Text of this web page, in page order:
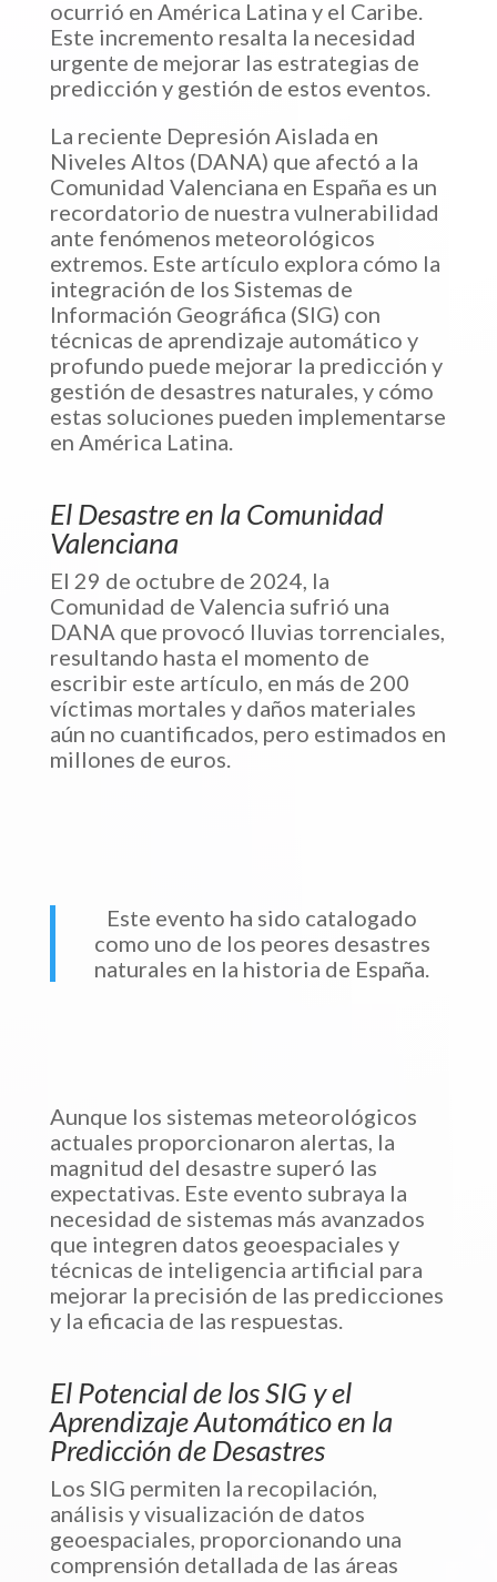
ocurrió en América Latina y el Caribe.
Este incremento resalta la necesidad
urgente de mejorar las estrategias de
predicción y gestión de estos eventos.
La reciente Depresión Aislada en
Niveles Altos (DANA) que afectó a la
Comunidad Valenciana en España es un
recordatorio de nuestra vulnerabilidad
ante fenómenos meteorológicos
extremos. Este artículo explora cómo la
integración de los Sistemas de
Información Geográfica (SIG) con
técnicas de aprendizaje automático y
profundo puede mejorar la predicción y
gestión de desastres naturales, y cómo
estas soluciones pueden implementarse
en América Latina.
El Desastre en la Comunidad
Valenciana
El 29 de octubre de 2024, la
Comunidad de Valencia sufrió una
DANA que provocó lluvias torrenciales,
resultando hasta el momento de
escribir este artículo, en más de 200
víctimas mortales y daños materiales
aún no cuantificados, pero estimados en
millones de euros.
Este evento ha sido catalogado
como uno de los peores desastres
naturales en la historia de España.
Aunque los sistemas meteorológicos
actuales proporcionaron alertas, la
magnitud del desastre superó las
expectativas. Este evento subraya la
necesidad de sistemas más avanzados
que integren datos geoespaciales y
técnicas de inteligencia artificial para
mejorar la precisión de las predicciones
y la eficacia de las respuestas.
El Potencial de los SIG y el
Aprendizaje Automático en la
Predicción de Desastres
Los SIG permiten la recopilación,
análisis y visualización de datos
geoespaciales, proporcionando una
comprensión detallada de las áreas